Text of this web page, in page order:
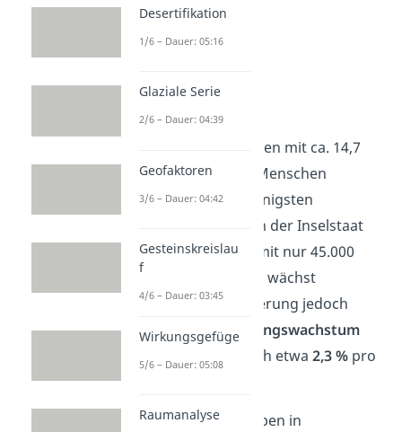
Mittelamerika
Bevölkerung
Im Land Guatemala leben mit ca. 14,7
Millionen die meisten Menschen
Mittelamerikas. Die wenigsten
Bewohner hat dagegen der Inselstaat
Saint Kitts und Nevis
mit nur 45.000
Einwohnern. Allgemein wächst
Mittelamerikas Bevölkerung jedoch
schnell: DasBevölkerungswachstum
beträgt durchschnittlich etwa2,3 % pro
Jahr.
Die Bevölkerungsgruppen in
Desertifikation
1/6 – Dauer: 05:16
Glaziale Serie
2/6 – Dauer: 04:39
Geofaktoren
3/6 – Dauer: 04:42
Gesteinskreislau
f
4/6 – Dauer: 03:45
Wirkungsgefüge
5/6 – Dauer: 05:08
Raumanalyse